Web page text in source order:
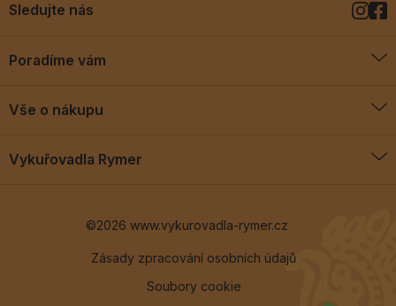
Poradíme vám
Blog
Vše o nákupu
Vykuřovadla Rymer
Sledujte nás
©2026 www.vykurovadla-rymer.cz
Zásady zpracování osobních údajů
Soubory cookie